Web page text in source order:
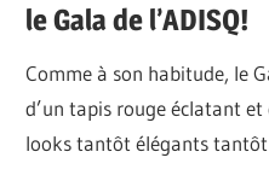
le Gala de l’ADISQ!
Comme à son habitude, le
d’un tapis rouge éclatant
looks tantôt élégants tantôt